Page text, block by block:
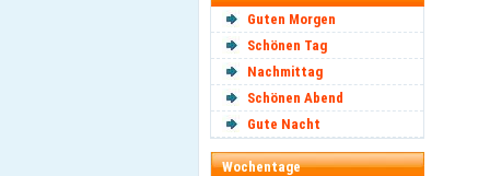
Guten Morgen
Schönen Tag
Nachmittag
Schönen Abend
Gute Nacht
Wochentage